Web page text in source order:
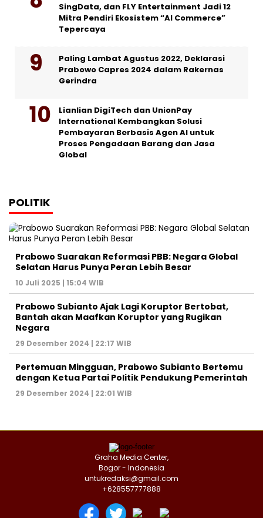
SingData, dan FLY Entertainment Jadi 12
Mitra Pendiri Ekosistem “AI Commerce”
Tepercaya
Paling Lambat Agustus 2022, Deklarasi
Prabowo Capres 2024 dalam Rakernas
Gerindra
Lianlian DigiTech dan UnionPay
International Kembangkan Solusi
Pembayaran Berbasis Agen AI untuk
Proses Pengadaan Barang dan Jasa
Global
POLITIK
Prabowo Suarakan Reformasi PBB: Negara Global
Selatan Harus Punya Peran Lebih Besar
10 Juli 2025 | 15:04 WIB
Prabowo Subianto Ajak Lagi Koruptor Bertobat,
Bantah akan Maafkan Koruptor yang Rugikan
Negara
29 Desember 2024 | 22:17 WIB
Pertemuan Mingguan, Prabowo Subianto Bertemu
dengan Ketua Partai Politik Pendukung Pemerintah
29 Desember 2024 | 22:01 WIB
Graha Media Center,
Bogor - Indonesia
untukredaksi@gmail.com
+628557777888